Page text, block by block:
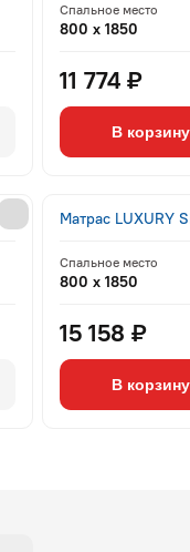
Спальное место
800 x 1850
11 774 ₽
В корзину
Матрас LUXURY
Спальное место
800 x 1850
15 158 ₽
В корзину